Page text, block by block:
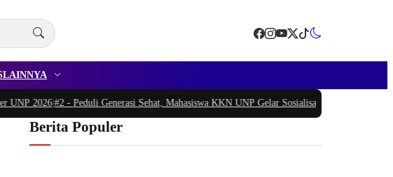
LAINNYA
2026|#2 -Peduli Generasi Sehat, Mahasiswa KKN UNP Gelar Sosialisasi Pencegahan
Berita Populer